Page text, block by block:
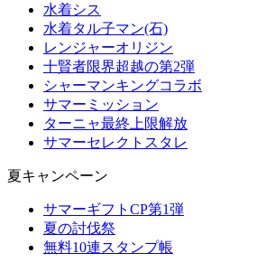
水着シス
水着タル子マン(石)
レンジャーオリジン
十賢者限界超越の第2弾
シャーマンキングコラボ
サマーミッション
ターニャ最終上限解放
サマーセレクトスタレ
夏キャンペーン
サマーギフトCP第1弾
夏の討伐祭
無料10連スタンプ帳